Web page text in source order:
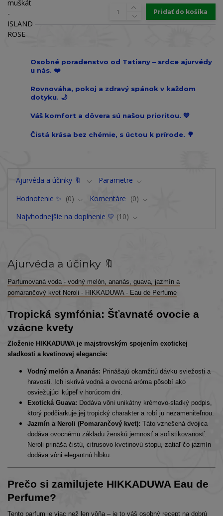
Pridať do košíka
Osobné poradenstvo od Tatiany – srdce ajurvédy
u nás. ❤️
Rovnováha, pokoj a zdravý spánok v každom
dotyku. 🌙
Váš komfort a dôvera sú našou prioritou. 💙
Čistá krása bez chémie, s úctou k prírode. 🌳
Ajurvéda a účinky 🔖
Parametre
Hodnotenie ✨
0 Komentáre
0
Najvhodnejšie na doplnenie 💛 10
Ajurvéda a účinky 🔖
Parfumovaná voda - vodný melón, ananás, guava, jazmín a
pomarančový kvet Neroli - HIKKADUWA - Eau de Perfume
Tropická symfónia: Šťavnaté ovocie a
vzácne kvety
Zloženie HIKKADUWA je majstrovským spojením exotickej
sladkosti a kvetinovej elegancie:
Vodný melón a Ananás: Prinášajú okamžitú dávku sviežosti a
hravosti. Ich iskrivá vodná a ovocná aróma pôsobí ako
osviežujúci kúpeľ v horúcom dni.
Exotická Guava: Dodáva vôni unikátny krémovo-sladký podpis,
ktorý podčiarkuje jej tropický charakter a robí ju nezameniteľnou.
Jazmín a Neroli (Pomarančový kvet): Táto vznešená dvojica
dodáva ovocnému základu ženskú jemnosť a sofistikovanosť.
Neroli prináša čistú, citrusovo-kvetinovú stopu, zatiaľ čo jazmín
dodáva vôni elegantnú hĺbku.
Prečo si zamilujete HIKKADUWA Eau de
Perfume?
Tento parfum je viac než len vôňa – je to váš osobný recept na dobrú